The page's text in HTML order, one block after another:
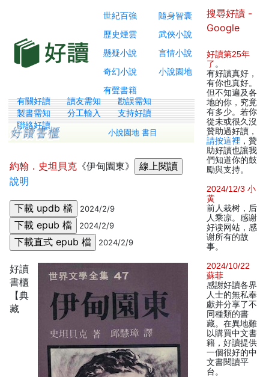
世紀百強
隨身智囊
歷史煙雲
武俠小說
懸疑小說
言情小說
奇幻小說
小說園地
有聲書籍
有關好讀 讀友需知
勘誤需知
製書需知
分工輸入
支持好讀
聯絡好讀
小說園地 書目
約翰．史坦貝克 《伊甸園東》
說明
2024/2/9
2024/2/9
2024/2/9
好讀
書櫃
【典
藏
搜尋好讀 -
Google
好讀第25年
了 。
有好讀真好，
有你也真好。
但不知遍及各
地的你，究竟
有多少。若你
從未或很久沒
贊助過好讀，
請按這裡 ，贊
助好讀也讓我
們知道你的鼓
勵與支持。
2024/12/3 小
黄
前人栽树，后
人乘凉。感谢
好读网站，感
谢所有的故
事。
2024/10/22
蘇菲
感謝好讀各界
人士的無私奉
獻并分享了不
同種類的書
藏。在異地難
以購買中文書
籍，好讀提供
一個很好的中
文書閱讀平
台。